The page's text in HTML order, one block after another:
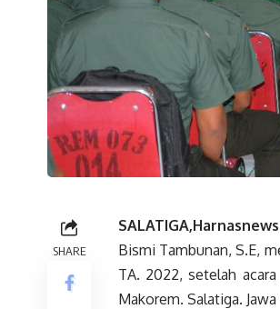
SHARE
SALATIGA,Harnasnews
Bismi Tambunan, S.E,
TA. 2022, setelah
Makorem. Salatiga.